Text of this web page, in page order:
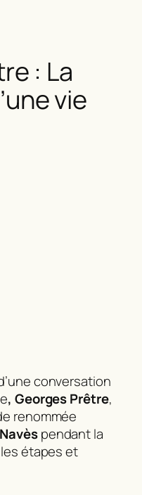
: La
vie
conversation
, Georges Prêtre,
renommée
Navèspendant la
étapes et